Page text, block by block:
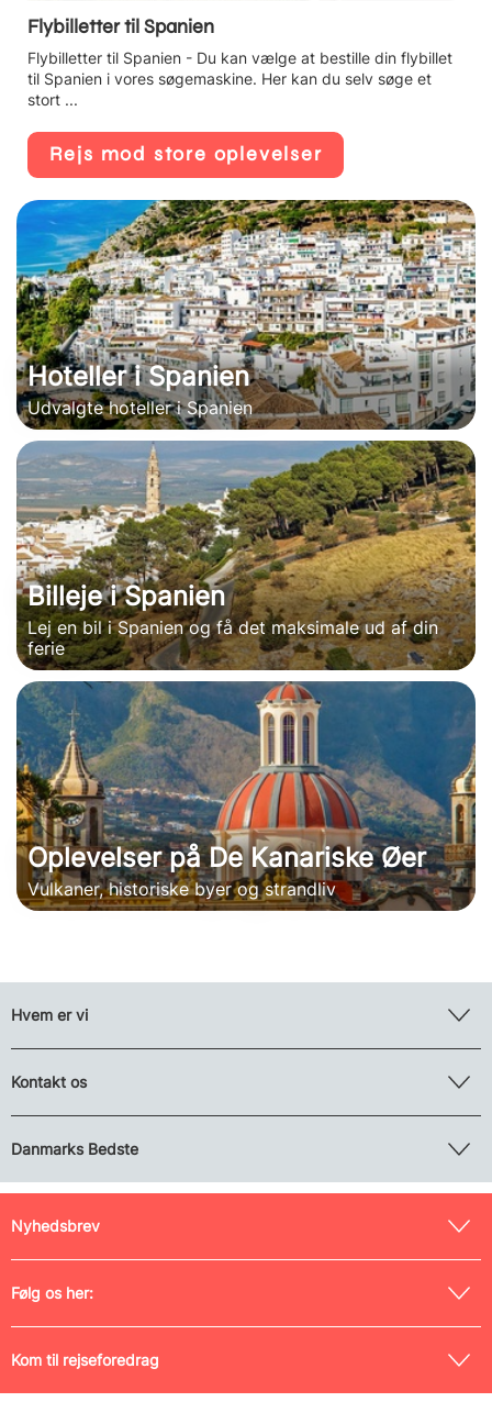
Flybilletter til Spanien
Flybilletter til Spanien - Du kan vælge at bestille din flybillet
til Spanien i vores søgemaskine. Her kan du selv søge et
stort ...
Rejs mod store oplevelser
Hoteller i Spanien
Udvalgte hoteller i Spanien
Billeje i Spanien
Lej en bil i Spanien og få det maksimale ud af din
ferie
Oplevelser på De Kanariske Øer
Vulkaner, historiske byer og strandliv
Hvem er vi
Kontakt os
Danmarks Bedste
Nyhedsbrev
Følg os her:
Kom til rejseforedrag